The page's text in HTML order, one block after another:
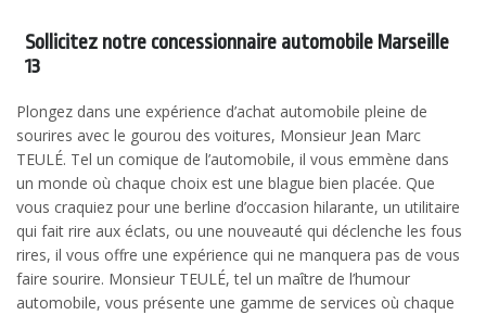
Sollicitez notre concessionnaire automobile Marseille
13
Plongez dans une expérience d’achat automobile pleine de
sourires avec le gourou des voitures, Monsieur Jean Marc
TEULÉ. Tel un comique de l’automobile, il vous emmène dans
un monde où chaque choix est une blague bien placée. Que
vous craquiez pour une berline d’occasion hilarante, un utilitaire
qui fait rire aux éclats, ou une nouveauté qui déclenche les fous
rires, il vous offre une expérience qui ne manquera pas de vous
faire sourire. Monsieur TEULÉ, tel un maître de l’humour
automobile, vous présente une gamme de services où chaque